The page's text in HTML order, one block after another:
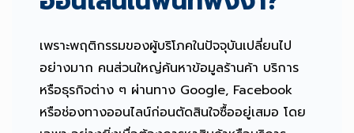
เพราะพฤติกรรมของผู้บริโภคในปัจจุบันเปลี่ยนไป
อย่างมาก คนส่วนใหญ่ค้นหาข้อมูลร้านค้า บริการ
หรือธุรกิจต่าง ๆ ผ่านทาง Google, Facebook
หรือช่องทางออนไลน์ก่อนตัดสินใจซื้ออยู่เสมอ โดย